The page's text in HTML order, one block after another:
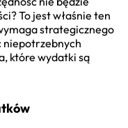
To jest właśnie ten
strategicznego
niepotrzebnych
które wydatki są